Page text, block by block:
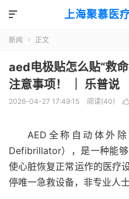
上海聚慕医

新闻  正文
aed电极贴怎么贴“救
注意事项！ ｜ 乐普说
2026-04-27 17:49:15 阅读(40) 
AED全称自动体外
Defibrillator），是一种能
使心脏恢复正常运作的医疗
停唯一急救设备，非专业人士